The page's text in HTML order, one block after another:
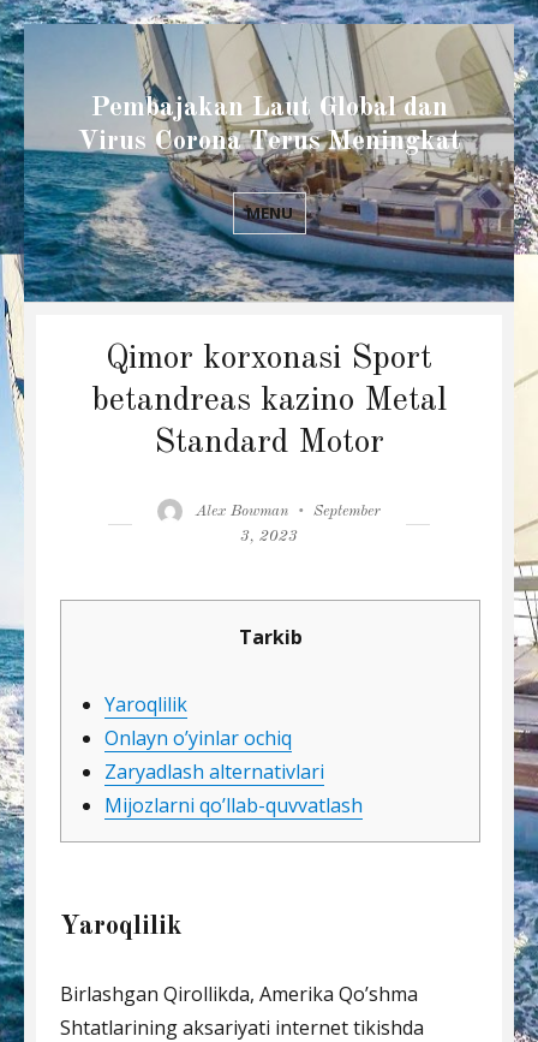
Pembajakan Laut Global dan
Virus Corona Terus Meningkat
MENU
Qimor korxonasi Sport
betandreas kazino Metal
Standard Motor
Author
Alex Bowman
Posted
September
3, 2023
Tarkib
Yaroqlilik
Onlayn o’yinlar ochiq
Zaryadlash alternativlari
Mijozlarni qo’llab-quvvatlash
Yaroqlilik
Birlashgan Qirollikda, Amerika Qo’shma
Shtatlarining aksariyati internet tikishda